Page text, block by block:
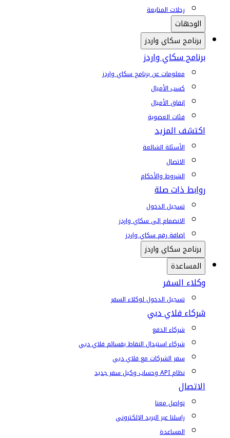
رحلات المتابعة
الوجهات
برنامج سكاي واردز
برنامج سكاي واردز
معلومات عن برنامج سكاي واردز
كسب الأميال
إنفاق الأميال
فئات العضوية
اكتشف المزيد
الأسئلة الشائعة
الاتصال
الشروط والأحكام
روابط ذات صلة
تسجيل الدخول
الانضمام إلى سكاي واردز
إضافة رقم سكاي واردز
برنامج سكاي واردز
المساعدة
وكلاء السفر
تسجيل الدخول لوكلاء السفر
شركاء فلاي دبي
شركاء الدفع
شركاء استبدال النقاط بقسائم فلاي دبي
سفر الشركات مع فلاي دبي
نظام API وحساب وكيل سفر جديد
الاتصال
تواصل معنا
راسلنا عبر البريد الإلكتروني
المساعدة